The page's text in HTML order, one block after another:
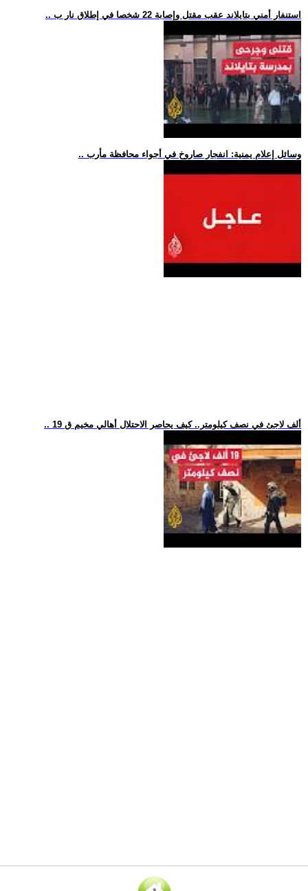
.. استنفار أمني بتايلاند عقب مقتل وإصابة 22 شخصا في إطلاق نار ب
.. وسائل إعلام يمنية: انفجار صاروخ في أجواء محافظة مأرب
.. 19 ألف لاجئ في نصف كيلومتر.. كيف يحاصر الاحتلال أهالي مخيم ق